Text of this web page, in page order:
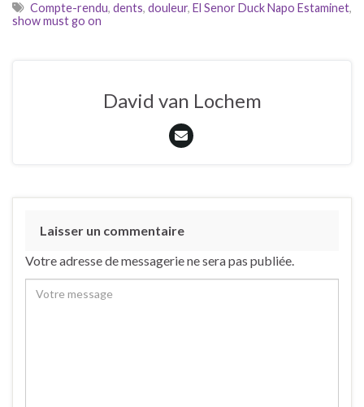
Compte-rendu, dents, douleur, El Senor Duck Napo Estaminet,
show must go on
David van Lochem
Laisser un commentaire
Votre adresse de messagerie ne sera pas publiée.